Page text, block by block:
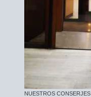
NUESTROS CONSERJES